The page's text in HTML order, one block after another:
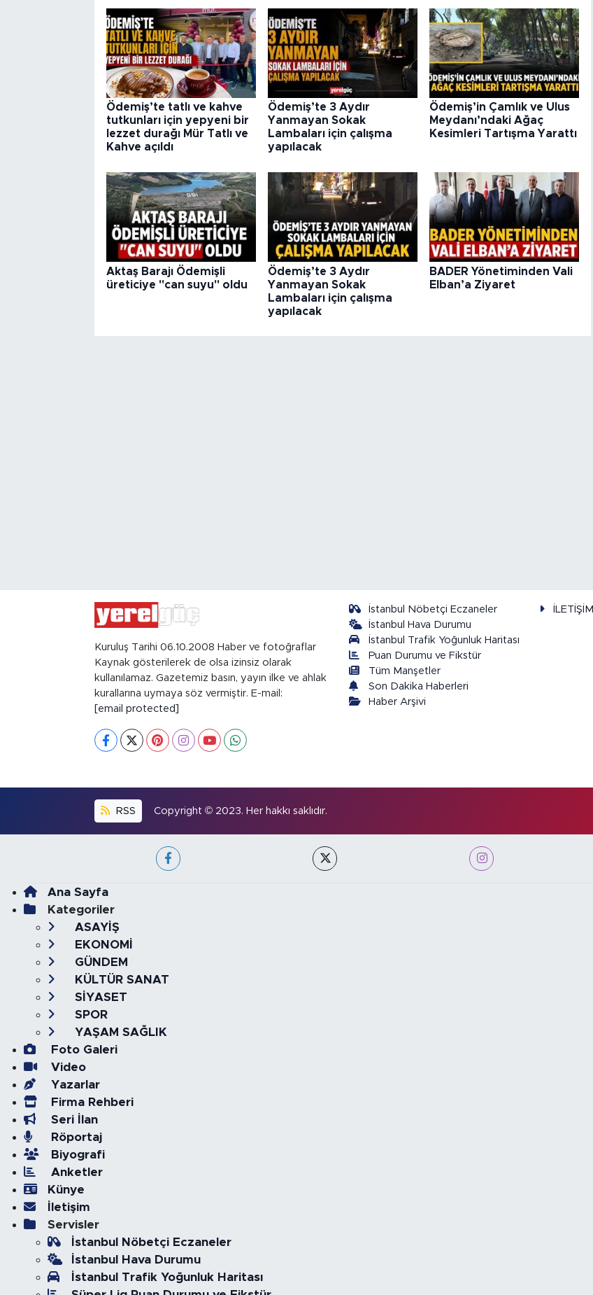
Ödemiş’te tatlı ve kahve
tutkunları için yepyeni bir
lezzet durağı Mür Tatlı ve
Kahve açıldı
Ödemiş’te 3 Aydır
Yanmayan Sokak
Lambaları için çalışma
yapılacak
Ödemiş’in Çamlık ve Ulus
Meydanı’ndaki Ağaç
Kesimleri Tartışma Yarattı
Aktaş Barajı Ödemişli
üreticiye "can suyu" oldu
Ödemiş’te 3 Aydır
Yanmayan Sokak
Lambaları için çalışma
yapılacak
BADER Yönetiminden Vali
Elban’a Ziyaret
Kuruluş Tarihi 06.10.2008 Haber ve fotoğraflar
Kaynak gösterilerek de olsa izinsiz olarak
kullanılamaz. Gazetemiz basın, yayın ilke ve ahlak
kurallarına uymaya söz vermiştir. E-mail:
[email protected]
İstanbul Nöbetçi Eczaneler
İstanbul Hava Durumu
İstanbul Trafik Yoğunluk Haritası
Puan Durumu ve Fikstür
Tüm Manşetler
Son Dakika Haberleri
Haber Arşivi
İLETİŞİM
RSS Copyright © 2023. Her hakkı saklıdır.
Ana Sayfa
Kategoriler
ASAYİŞ
EKONOMİ
GÜNDEM
KÜLTÜR SANAT
SİYASET
SPOR
YAŞAM SAĞLIK
Foto Galeri
Video
Yazarlar
Firma Rehberi
Seri İlan
Röportaj
Biyografi
Anketler
Künye
İletişim
Servisler
İstanbul Nöbetçi Eczaneler
İstanbul Hava Durumu
İstanbul Trafik Yoğunluk Haritası